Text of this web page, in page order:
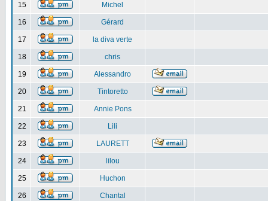
15 Michel
16 Gérard
17 la diva verte
18 chris
19 Alessandro
20 Tintoretto
21 Annie Pons
22 Lili
23 LAURETT
24 lilou
25 Huchon
26 Chantal